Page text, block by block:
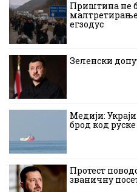
Приштина не
егзодус
Зеленски
Медији:
брод код
Протест
званичну